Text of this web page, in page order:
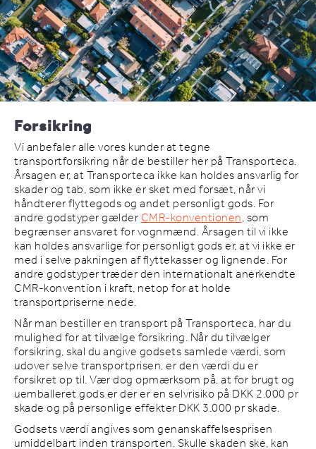
Forsikring
Vi anbefaler alle vores kunder at tegne
transportforsikring når de bestiller her på Transporteca.
Årsagen er, at Transporteca ikke kan holdes ansvarlig for
skader og tab, som ikke er sket med forsæt, når vi
håndterer flyttegods og andet personligt gods. For
andre godstyper gælderCMR-konventionen, som
begrænser ansvaret for vognmænd. Årsagen til vi ikke
kan holdes ansvarlige for personligt gods er, at vi ikke er
med i selve pakningen af flyttekasser og lignende. For
andre godstyper træder den internationalt anerkendte
CMR-konvention i kraft, netop for at holde
transportpriserne nede.
Når man bestiller en transport på Transporteca, har du
mulighed for at tilvælge forsikring. Når du tilvælger
forsikring, skal du angive godsets samlede værdi, som
udover selve transportprisen, er den værdi du er
forsikret op til. Vær dog opmærksom på, at for brugt og
uemballeret gods er der er en selvrisiko på DKK 2.000 pr
skade og på personlige effekter DKK 3.000 pr skade.
Godsets værdi angives som genanskaffelsesprisen
umiddelbart inden transporten. Skulle skaden ske, kan